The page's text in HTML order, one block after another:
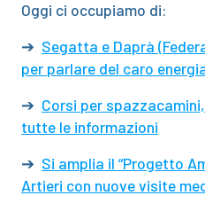
Oggi ci occupiamo di:
➔ Segatta e Daprà
per parlare del caro
➔ Corsi per
tutte le informazioni
➔ Si amplia il “Progetto
Artieri con nuove visite